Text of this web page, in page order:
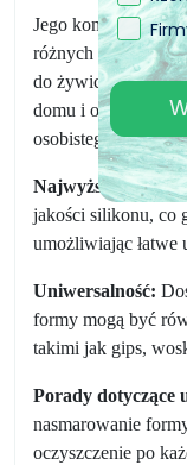
Jego kompaktowy
różnych projektów.
do żywicy mogą
domu i ogrodu. Te
osobistego akcentu
Najwyższa jakość:
jakości silikonu, co
umożliwiając łatwe
Uniwersalność:
formy mogą być
takimi jak gips,
Porady dotyczące
nasmarowanie
oczyszczenie po